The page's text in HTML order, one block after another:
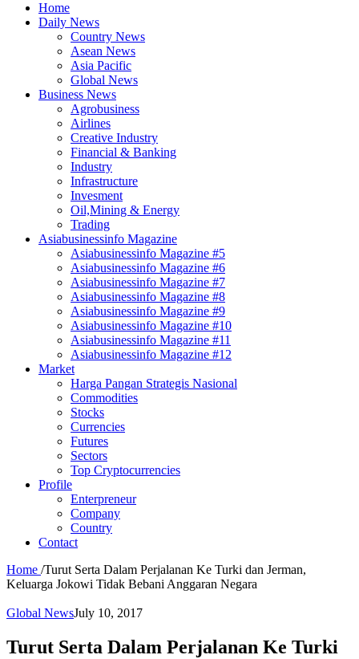
Home
Daily News
Country News
Asean News
Asia Pacific
Global News
Business News
Agrobusiness
Airlines
Creative Industry
Financial & Banking
Industry
Infrastructure
Invesment
Oil,Mining & Energy
Trading
Asiabusinessinfo Magazine
Asiabusinessinfo Magazine #5
Asiabusinessinfo Magazine #6
Asiabusinessinfo Magazine #7
Asiabusinessinfo Magazine #8
Asiabusinessinfo Magazine #9
Asiabusinessinfo Magazine #10
Asiabusinessinfo Magazine #11
Asiabusinessinfo Magazine #12
Market
Harga Pangan Strategis Nasional
Commodities
Stocks
Currencies
Futures
Sectors
Top Cryptocurrencies
Profile
Enterpreneur
Company
Country
Contact
Home /Turut Serta Dalam Perjalanan Ke Turki dan Jerman,
Keluarga Jokowi Tidak Bebani Anggaran Negara
Global NewsJuly 10, 2017
Turut Serta Dalam Perjalanan Ke Turki